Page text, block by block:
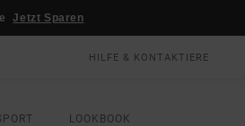
Jetzt Sparen
HILFE & KONTAKTIERE
LOOKBOOK